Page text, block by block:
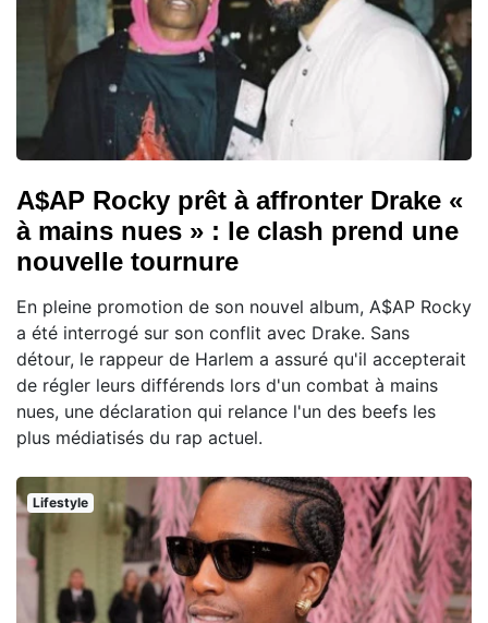
A$AP Rocky prêt à affronter Drake «
à mains nues » : le clash prend une
nouvelle tournure
En pleine promotion de son nouvel album, A$AP Rocky
a été interrogé sur son conflit avec Drake. Sans
détour, le rappeur de Harlem a assuré qu'il accepterait
de régler leurs différends lors d'un combat à mains
nues, une déclaration qui relance l'un des beefs les
plus médiatisés du rap actuel.
Lifestyle